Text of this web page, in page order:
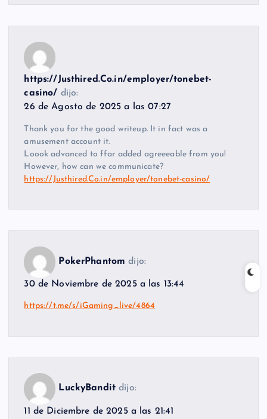
https://Justhired.Co.in/employer/tonebet-
casino/ dijo:
26 de Agosto de 2025 a las 07:27
Thank you for the good writeup. It in fact was a
amusement account it.
Loook advanced to ffar added agreeeable from you!
However, how can we communicate?
https://Justhired.Co.in/employer/tonebet-casino/
PokerPhantom dijo:
30 de Noviembre de 2025 a las 13:44
https://t.me/s/iGaming_live/4864
LuckyBandit dijo:
11 de Diciembre de 2025 a las 21:41